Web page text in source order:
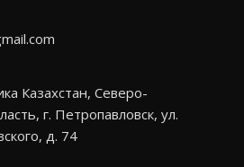
Казахстан, Северо-
г. Петропавловск, ул.
д. 74